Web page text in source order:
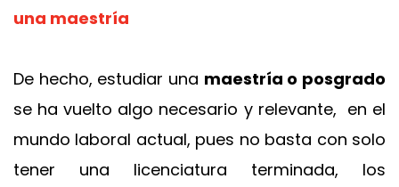
una maestría
De hecho, estudiar una maestría o posgrado
se ha vuelto algo necesario y relevante, en el
mundo laboral actual, pues no basta con solo
tener una licenciatura terminada, los